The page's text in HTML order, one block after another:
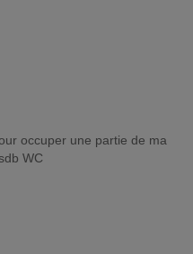
occuper une partie de ma
WC